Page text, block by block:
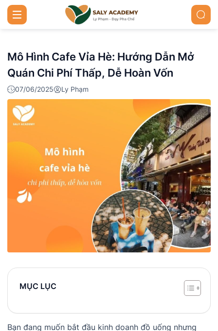
Mô Hình Cafe Vỉa Hè: Hướng Dẫn Mở
Quán Chi Phí Thấp, Dễ Hoàn Vốn
07/06/2025 Ly Phạm
MỤC LỤC
Bạn đang muốn bắt đầu kinh doanh đồ uống nhưng